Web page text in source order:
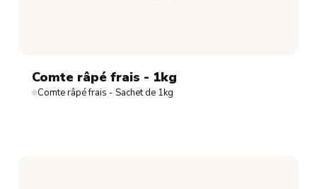
Comte râpé frais - 1kg
Comte râpé frais - Sachet de 1kg